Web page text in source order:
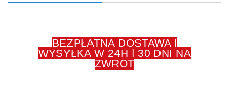
BEZPŁATNA DOSTAWA |
WYSYŁKA W 24H | 30 DNI NA
ZWROT